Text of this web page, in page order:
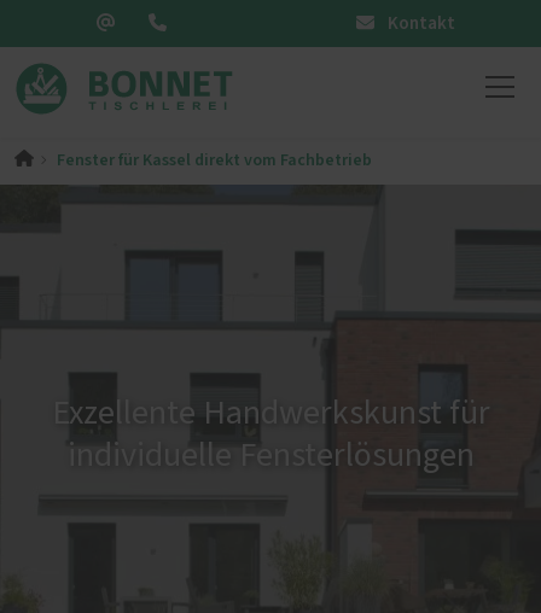
Kontakt
Fenster für Kassel direkt vom Fachbetrieb
Exzellente Handwerkskunst für
individuelle Fensterlösungen